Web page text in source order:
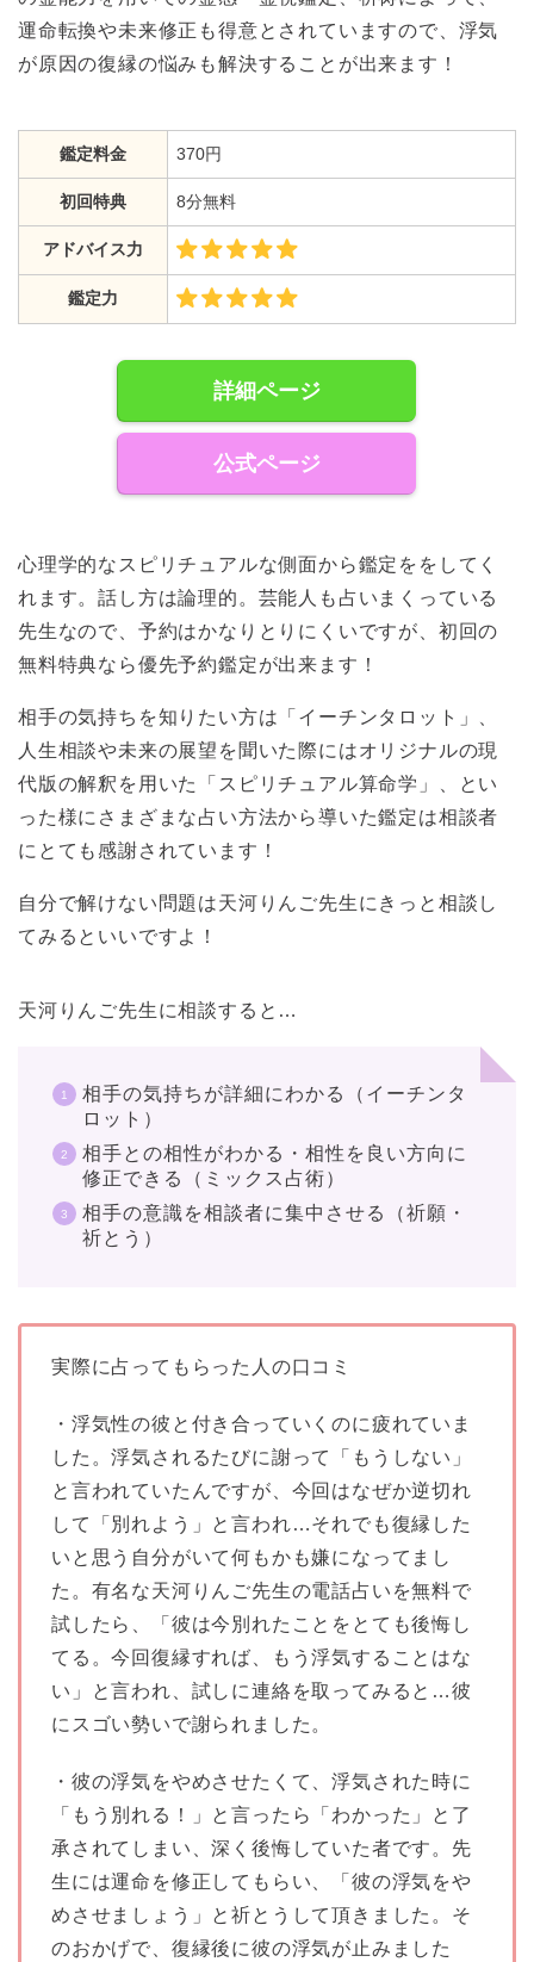
運命転換や未来修正も得意とされていますので、浮気
が原因の復縁の悩みも解決することが出来ます！
鑑定料金 370円
初回特典 8分無料
アドバイス力
鑑定力
詳細ページ
公式ページ
心理学的なスピリチュアルな側面から鑑定ををしてく
れます。話し方は論理的。芸能人も占いまくっている
先生なので、予約はかなりとりにくいですが、初回の
無料特典なら優先予約鑑定が出来ます！
相手の気持ちを知りたい方は「イーチンタロット」、
人生相談や未来の展望を聞いた際にはオリジナルの現
代版の解釈を用いた「スピリチュアル算命学」、とい
った様にさまざまな占い方法から導いた鑑定は相談者
にとても感謝されています！
自分で解けない問題は天河りんご先生にきっと相談し
てみるといいですよ！
天河りんご先生に相談すると…
相手の気持ちが詳細にわかる（イーチンタ
ロット）
相手との相性がわかる・相性を良い方向に
修正できる（ミックス占術）
相手の意識を相談者に集中させる（祈願・
祈とう）
実際に占ってもらった人の口コミ
・浮気性の彼と付き合っていくのに疲れていま
した。浮気されるたびに謝って「もうしない」
と言われていたんですが、今回はなぜか逆切れ
して「別れよう」と言われ…それでも復縁した
いと思う自分がいて何もかも嫌になってまし
た。有名な天河りんご先生の電話占いを無料で
試したら、「彼は今別れたことをとても後悔し
てる。今回復縁すれば、もう浮気することはな
い」と言われ、試しに連絡を取ってみると…彼
にスゴい勢いで謝られました。
・彼の浮気をやめさせたくて、浮気された時に
「もう別れる！」と言ったら「わかった」と了
承されてしまい、深く後悔していた者です。先
生には運命を修正してもらい、「彼の浮気をや
めさせましょう」と祈とうして頂きました。そ
のおかげで、復縁後に彼の浮気が止みました